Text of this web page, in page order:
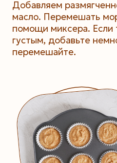
Добавляем
масло. Перемешать
помощи миксера. Если
густым, добавьте
перемешайте.